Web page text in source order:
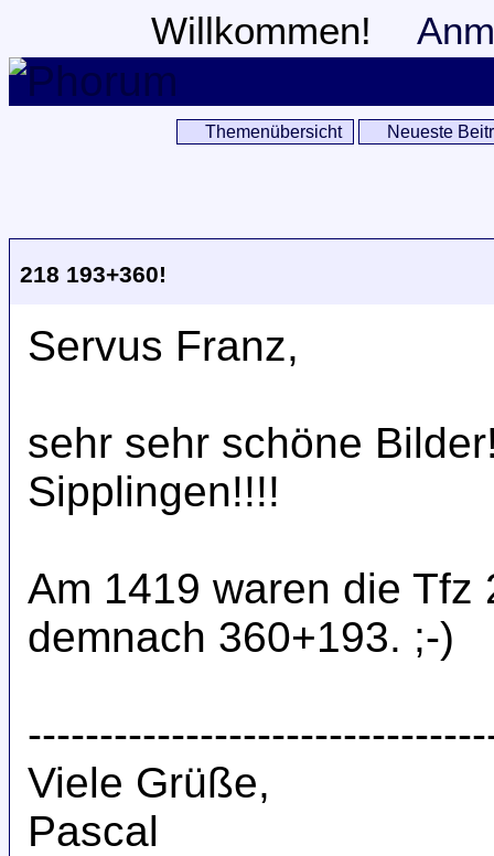
Willkommen!
Themenübersicht Neueste
218 193+360!
Servus Franz,
sehr sehr schöne
Sipplingen!!!!
Am 1419 waren die Tfz
demnach 360+193. ;-)
Viele Grüße,
Pascal